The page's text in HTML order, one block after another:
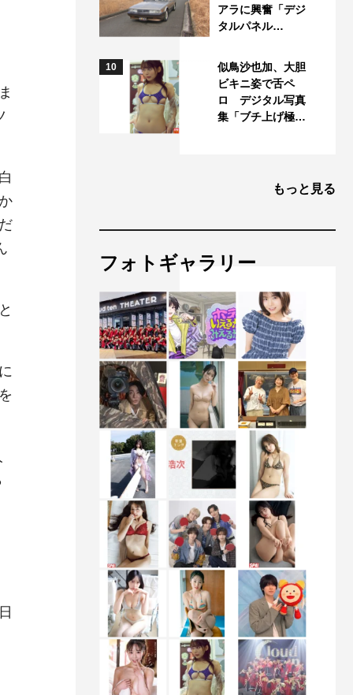
アラに興奮「デジ
タルパネル…
10
似鳥沙也加、大胆
ビキニ姿で舌ペ
ロ デジタル写真
集「ブチ上げ極…
もっと見る
フォトギャラリー